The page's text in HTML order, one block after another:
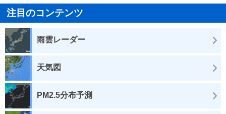
注目のコンテンツ
雨雲レーダー
天気図
PM2.5分布予測